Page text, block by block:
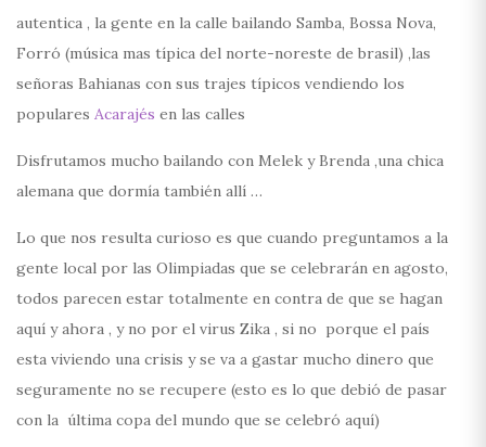
autentica , la gente en la calle bailando Samba, Bossa Nova,
Forró (música mas típica del norte-noreste de brasil) ,las
señoras Bahianas con sus trajes típicos vendiendo los
populares Acarajés en las calles
Disfrutamos mucho bailando con Melek y Brenda ,una chica
alemana que dormía también allí …
Lo que nos resulta curioso es que cuando preguntamos a la
gente local por las Olimpiadas que se celebrarán en agosto,
todos parecen estar totalmente en contra de que se hagan
aquí y ahora , y no por el virus Zika , si no porque el país
esta viviendo una crisis y se va a gastar mucho dinero que
seguramente no se recupere (esto es lo que debió de pasar
con la última copa del mundo que se celebró aquí)